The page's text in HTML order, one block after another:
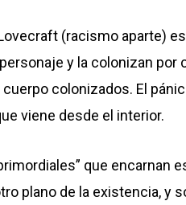
(racismo aparte)
y la colonizan
colonizados. El
viene desde el interior.
que
plano de la existencia, y